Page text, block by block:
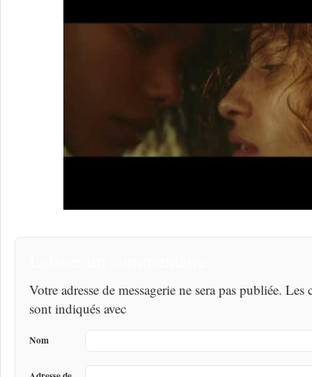
Votre adresse de messagerie ne sera pas publiée.
sont indiqués avec
Nom